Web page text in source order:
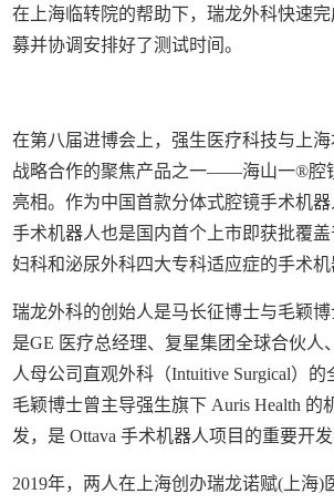
在上海临转院的帮助下，瑞龙外科快速
募并协调安排好了测试时间。
在第八届进博会上，强生医疗科技与上
战略合作的聚焦产品之一——海山一®腔
亮相。作为中国首款分体式腔镜手术机
手术机器人也是国内首个上市即获批覆盖
妇科和泌尿外科四大专科适应症的手术机
瑞龙外科的创始人是马长征博士与毛颖
是GE 医疗总经理、复星集团全球合伙人
人母公司直观外科（Intuitive Surgical）的
毛颖博士曾主导强生旗下 Auris Health 的
发，是 Ottava 手术机器人项目的重要开发
2019年，两人在上海创办瑞龙诺赋(上海)